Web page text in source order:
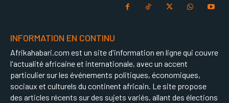
INFORMATION EN CONTINU
Afrikahabari.com est un site d'information en ligne qui couvre
l'actualité africaine et internationale, avec un accent
particulier sur les événements politiques, économiques,
sociaux et culturels du continent africain. Le site propose
des articles récents sur des sujets variés, allant des élections